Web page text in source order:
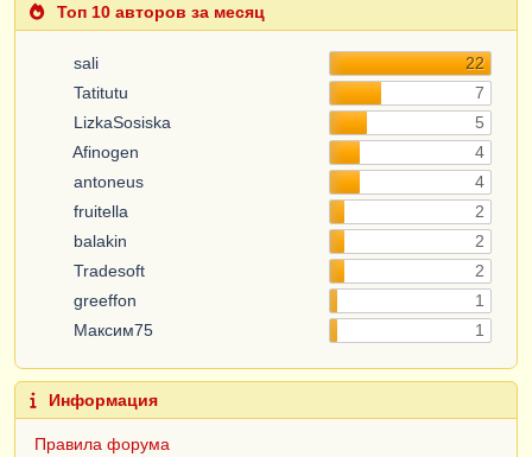
Топ 10 авторов за месяц
sali
22
Tatitutu
7
LizkaSosiska
5
Afinogen
4
antoneus
4
fruitella
2
balakin
2
Tradesoft
2
greeffon
1
Максим75
1
Информация
Правила форума